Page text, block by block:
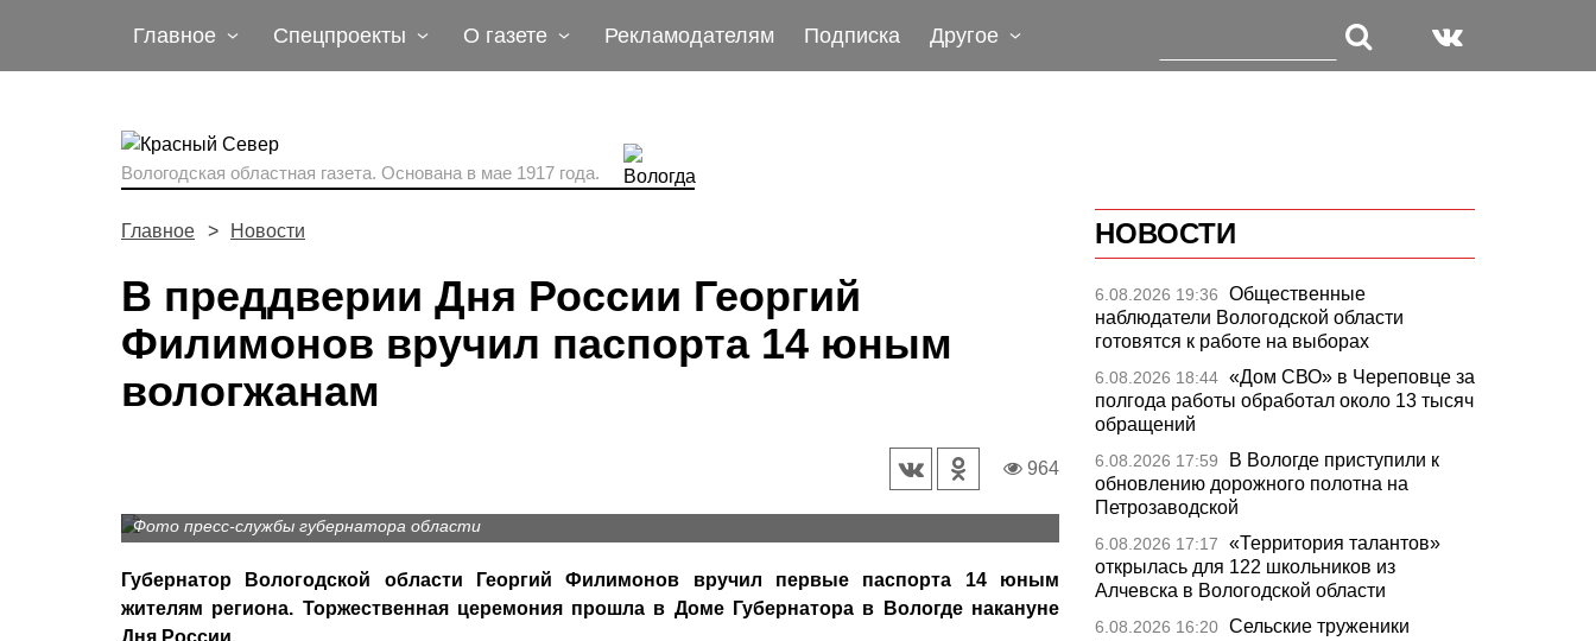
Главное Спецпроекты О газете Рекламодателям Подписка Другое
Вологодская областная газета. Основана в мае 1917 года.
Главное Новости
В преддверии Дня России Георгий
Филимонов вручил паспорта 14 юным
вологжанам
964
Фото пресс-службы губернатора области
Губернатор Вологодской области Георгий Филимонов вручил первые паспорта 14 юным
жителям региона. Торжественная церемония прошла в Доме Губернатора в Вологде накануне
Дня России.
НОВОСТИ
6.08.2026 19:36
Общественные
наблюдатели Вологодской области
готовятся к работе на выборах
6.08.2026 18:44 «Дом СВО» в Череповце за
полгода работы обработал около 13 тысяч
обращений
6.08.2026 17:59
В Вологде приступили к
обновлению дорожного полотна на
Петрозаводской
6.08.2026 17:17
«Территория талантов»
открылась для 122 школьников из
Алчевска в Вологодской области
6.08.2026 16:20 Сельские труженики